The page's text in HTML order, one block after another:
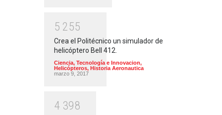
5 255
Crea el Politécnico un simulador de
helicóptero Bell 412.
Ciencia, Tecnología e Innovacion,
Helicópteros, Historia Aeronautica
marzo 9, 2017
4 398